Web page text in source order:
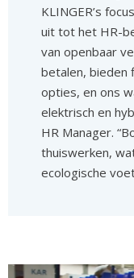
KLINGER’s
uit tot het HR-
van openbaar
betalen, bieden
opties, en ons
elektrisch en
HR Manager.
thuiswerken,
ecologische